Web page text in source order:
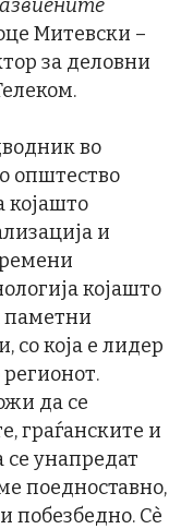
Митевски –
за деловни
во
општество
којашто
и
којашто
паметни
со која е лидер
да се
граѓанските и
унапредат
поедноставно,
побезбедно. Сѐ